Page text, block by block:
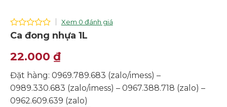
0
5
Xem 0 đánh giá
Ca đong nhựa 1L
22.000 ₫
Đặt hàng: 0969.789.683 (zalo/imess) –
0989.330.683 (zalo/imess) – 0967.388.718 (zalo) –
0962.609.639 (zalo)